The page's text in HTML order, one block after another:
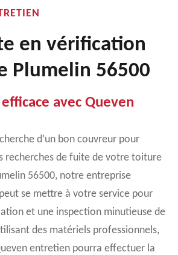
en vérification
Plumelin 56500
avec Queven
d’un bon couvreur pour
recherches de fuite de votre toiture
56500, notre entreprise
se mettre à votre service pour
et une inspection minutieuse de
des matériels professionnels,
entretien pourra effectuer la